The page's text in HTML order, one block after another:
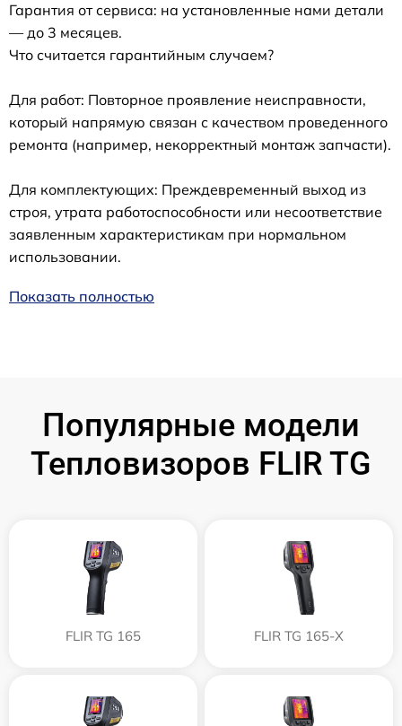
Гарантия от сервиса: на установленные нами детали
— до 3 месяцев.
Что считается гарантийным случаем?
Для работ: Повторное проявление неисправности,
который напрямую связан с качеством проведенного
ремонта (например, некорректный монтаж запчасти).
Для комплектующих: Преждевременный выход из
строя, утрата работоспособности или несоответствие
заявленным характеристикам при нормальном
использовании.
Показать полностью
Популярные модели
Тепловизоров FLIR TG
FLIR TG 165 FLIR TG 165-X